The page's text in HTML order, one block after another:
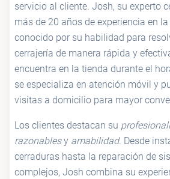
servicio al cliente. Josh, su experto
más de 20 años de experiencia en
conocido por su habilidad para
cerrajería de manera rápida y
encuentra en la tienda durante el
se especializa en atención móvil y
visitas a domicilio para mayor
Los clientes destacan su
razonablesy amabilidad. Desde
cerraduras hasta la reparación de
complejos, Josh combina su